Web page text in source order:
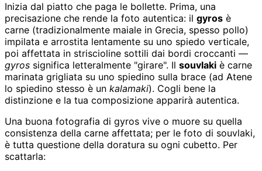
Inizia dal piatto che paga le bollette. Prima, una
precisazione che rende la foto autentica: il gyros è
carne (tradizionalmente maiale in Grecia, spesso pollo)
impilata e arrostita lentamente su uno spiedo verticale,
poi affettata in striscioline sottili dai bordi croccanti —
gyros significa letteralmente "girare". Il souvlaki è carne
marinata grigliata su uno spiedino sulla brace (ad Atene
lo spiedino stesso è un kalamaki). Cogli bene la
distinzione e la tua composizione apparirà autentica.
Una buona fotografia di gyros vive o muore su quella
consistenza della carne affettata; per le foto di souvlaki,
è tutta questione della doratura su ogni cubetto. Per
scattarla: